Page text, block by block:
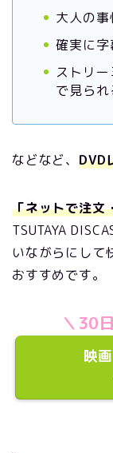
大人の
確実に
ストリ
で見られ
などなど、 DVD
「ネットで注文
TSUTAYA
いながらにして
おすすめです。
＼30
映